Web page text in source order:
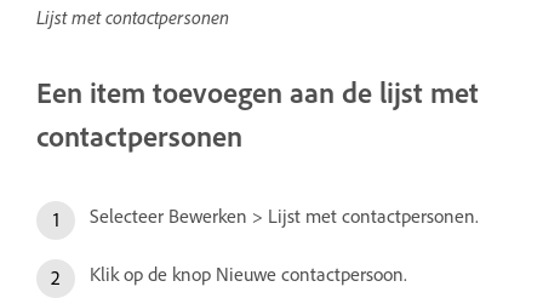
Lijst met contactpersonen
Een item toevoegen aan de lijst met
contactpersonen
Selecteer Bewerken > Lijst met contactpersonen.
Klik op de knop Nieuwe contactpersoon.